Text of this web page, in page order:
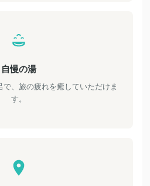
自慢の湯
、旅の疲れを癒していただけま
す。